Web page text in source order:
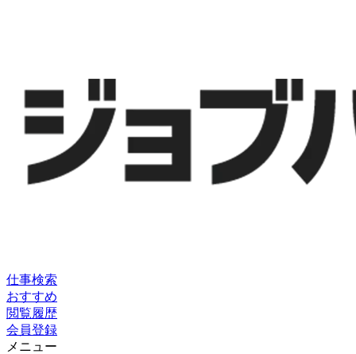
仕事検索
おすすめ
閲覧履歴
会員登録
メニュー